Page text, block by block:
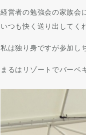
経営者の勉強会の家族会
いつも快く送り出してく
私は独り身ですが参加し
まるはリゾートでバーベ